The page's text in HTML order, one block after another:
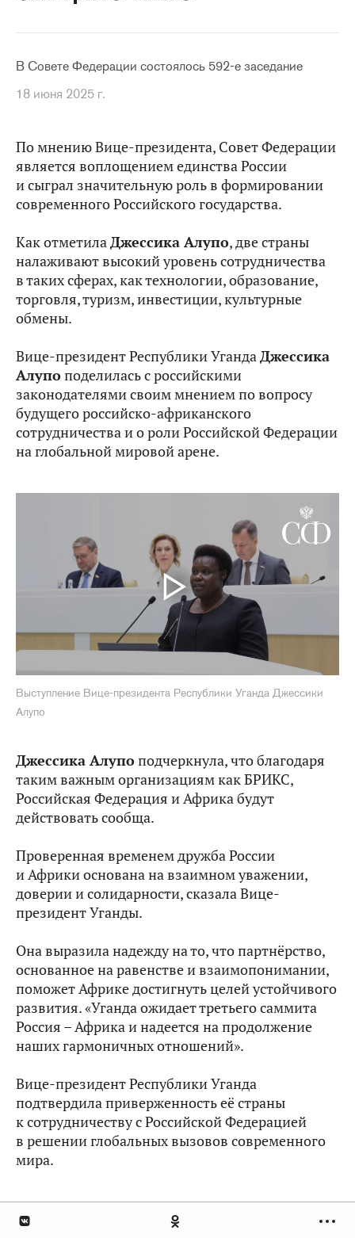
В Совете Федерации состоялось 592-е заседание
18 июня 2025 г.
По мнению Вице-президента, Совет Федерации
является воплощением единства России
и сыграл значительную роль в формировании
современного Российского государства.
Как отметилаДжессика Алупо, две страны
налаживают высокий уровень сотрудничества
в таких сферах, как технологии, образование,
торговля, туризм, инвестиции, культурные
обмены.
Вице-президент Республики УгандаДжессика
Алупоподелилась с российскими
законодателями своим мнением по вопросу
будущего российско-африканского
сотрудничества и о роли Российской Федерации
на глобальной мировой арене.
Выступление Вице-президента Республики Уганда Джессики
Алупо
Джессика Алупоподчеркнула, что благодаря
таким важным организациям как БРИКС,
Российская Федерация и Африка будут
действовать сообща.
Проверенная временем дружба России
и Африки основана на взаимном уважении,
доверии и солидарности, сказала Вице-
президент Уганды.
Она выразила надежду на то, что партнёрство,
основанное на равенстве и взаимопонимании,
поможет Африке достигнуть целей устойчивого
развития. «Уганда ожидает третьего саммита
Россия – Африка и надеется на продолжение
наших гармоничных отношений».
Вице-президент Республики Уганда
подтвердила приверженность её страны
к сотрудничеству с Российской Федерацией
в решении глобальных вызовов современного
мира.